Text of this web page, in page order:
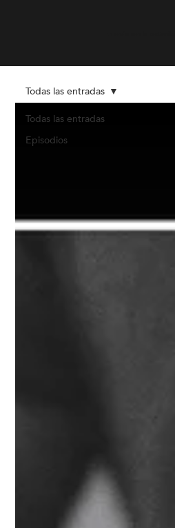
Todas las entradas
Episodios
Todas las entradas